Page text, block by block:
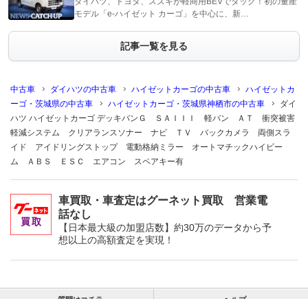
モデル「e-ハイゼット カーゴ」を中心に、新…
記事一覧を見る
中古車 ダイハツの中古車 ハイゼットカーゴの中古車
ハイゼットカ
ーゴ・茨城県の中古車
ハイゼットカーゴ・茨城県神栖市の中古車
ダイ
ハツ ハイゼットカーゴ デッキバンＧ ＳＡＩＩＩ 軽バン ＡＴ 衝突被害
軽減システム クリアランスソナー ナビ ＴＶ バックカメラ 両側スラ
イド アイドリングストップ 電動格納ミラー オートマチックハイビー
ム ＡＢＳ ＥＳＣ エアコン スペアキー有
車買取・車査定はグーネット買取 営業電
話なし
【日本最大級の加盟店数】約30万のデータから予
想以上の高額査定を実現！